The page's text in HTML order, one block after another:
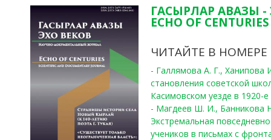
ГАСЫРЛАР АВАЗЫ -
ECHO OF
ЧИТАЙТЕ В НОМЕРЕ
- Галлямова А. Г.,
становления советской
Касимовском уезде в 1920-е
- Магдеев Ш. И., Банникова
Экстремальная
учеников в письмах с